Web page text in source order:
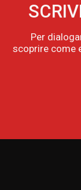
Per
scoprire come